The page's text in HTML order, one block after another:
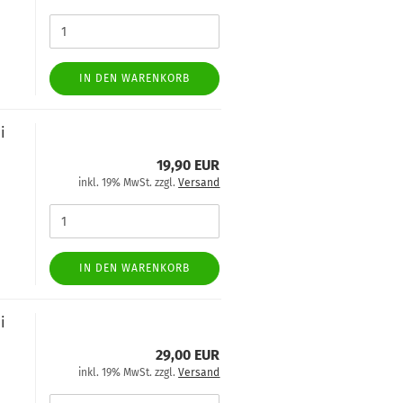
IN DEN WARENKORB
19,90 EUR
inkl. 19% MwSt. zzgl.Versand
IN DEN WARENKORB
29,00 EUR
inkl. 19% MwSt. zzgl.Versand